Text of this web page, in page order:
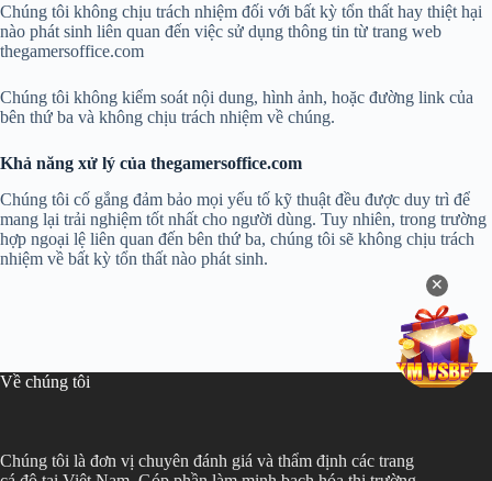
Chúng tôi không chịu trách nhiệm đối với bất kỳ tổn thất hay thiệt hại
nào phát sinh liên quan đến việc sử dụng thông tin từ trang web
thegamersoffice.com
Chúng tôi không kiểm soát nội dung, hình ảnh, hoặc đường link của
bên thứ ba và không chịu trách nhiệm về chúng.
Khả năng xử lý của thegamersoffice.com
Chúng tôi cố gắng đảm bảo mọi yếu tố kỹ thuật đều được duy trì để
mang lại trải nghiệm tốt nhất cho người dùng. Tuy nhiên, trong trường
hợp ngoại lệ liên quan đến bên thứ ba, chúng tôi sẽ không chịu trách
nhiệm về bất kỳ tổn thất nào phát sinh.
Về chúng tôi
Chúng tôi là đơn vị chuyên đánh giá và thẩm định các trang
✕